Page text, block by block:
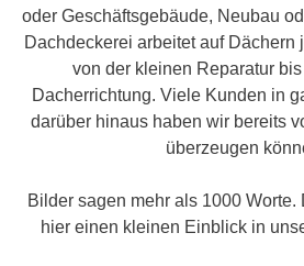
oder Geschäftsgebäude, Neubau
Dachdeckerei arbeitet auf Dächern
von der kleinen Reparatur
Dacherrichtung. Viele Kunden in
darüber hinaus haben wir bereits
überzeugen
Bilder sagen mehr als 1000
hier einen kleinen Einblick in